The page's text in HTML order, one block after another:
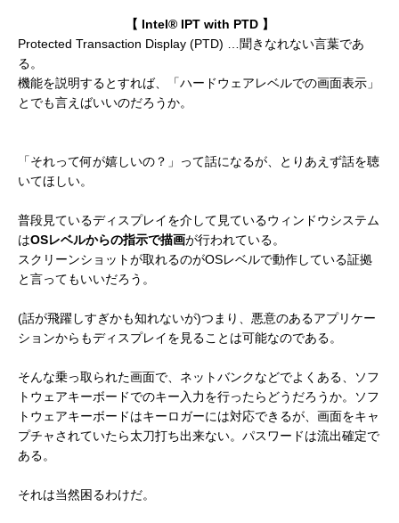
【 Intel® IPT with PTD 】
Protected Transaction Display (PTD) …聞きなれない言葉であ
る。
機能を説明するとすれば、「ハードウェアレベルでの画面表示」
とでも言えばいいのだろうか。
「それって何が嬉しいの？」って話になるが、とりあえず話を聴
いてほしい。
普段見ているディスプレイを介して見ているウィンドウシステム
はOSレベルからの指示で描画が行われている。
スクリーンショットが取れるのがOSレベルで動作している証拠
と言ってもいいだろう。
(話が飛躍しすぎかも知れないが)つまり、悪意のあるアプリケー
ションからもディスプレイを見ることは可能なのである。
そんな乗っ取られた画面で、ネットバンクなどでよくある、ソフ
トウェアキーボードでのキー入力を行ったらどうだろうか。ソフ
トウェアキーボードはキーロガーには対応できるが、画面をキャ
プチャされていたら太刀打ち出来ない。パスワードは流出確定で
ある。
それは当然困るわけだ。